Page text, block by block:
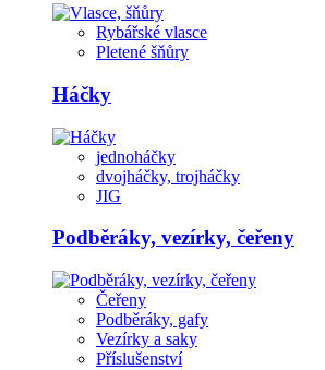
Rybářské vlasce
Pletené šňůry
Háčky
jednoháčky
dvojháčky, trojháčky
JIG
Podběráky, vezírky, čeřeny
Čeřeny
Podběráky, gafy
Vezírky a saky
Příslušenství